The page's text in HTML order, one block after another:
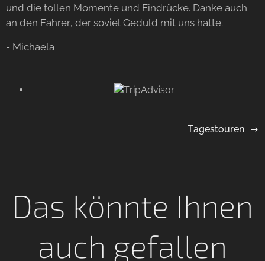
und die tollen Momente und Eindrücke. Danke auch
an den Fahrer, der soviel Geduld mit uns hatte.
- Michaela
Tagestouren
Das könnte Ihnen
auch gefallen